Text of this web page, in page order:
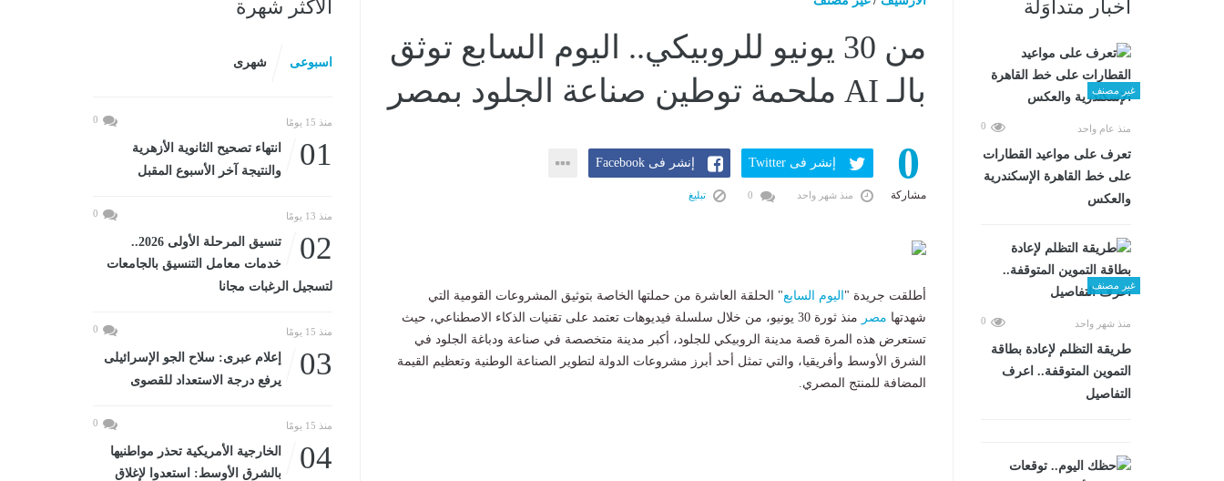
أخبار متداوَلة
غير مصنف
منذ عام واحد 0
تعرف على مواعيد القطارات
على خط القاهرة الإسكندرية
والعكس
غير مصنف
منذ شهر واحد 0
طريقة التظلم لإعادة بطاقة
التموين المتوقفة.. اعرف
التفاصيل
من 30 يونيو للروبيكي.. اليوم السابع توثق
بالـ AI ملحمة توطين صناعة الجلود بمصر
0
مشاركة
إنشر فى Twitter إنشر فى Facebook
منذ شهر واحد تبليغ
أطلقت جريدة " اليوم السابع" الحلقة العاشرة من حملتها الخاصة بتوثيق المشروعات القومية التي
شهدتها مصر
منذ ثورة 30 يونيو، من خلال سلسلة فيديوهات تعتمد على تقنيات الذكاء الاصطناعي، حيث
تستعرض هذه المرة قصة مدينة الروبيكي للجلود، أكبر مدينة متخصصة في صناعة ودباغة الجلود في
الشرق الأوسط وأفريقيا، والتي تمثل أحد أبرز مشروعات الدولة لتطوير الصناعة الوطنية وتعظيم القيمة
المضافة للمنتج المصري.
الأكثر شهرة
اسبوعى شهرى
منذ 15 يومًا 0
01
انتهاء تصحيح الثانوية الأزهرية
والنتيجة آخر الأسبوع المقبل
منذ 13 يومًا 0
02
تنسيق المرحلة الأولى 2026..
خدمات معامل التنسيق بالجامعات
لتسجيل الرغبات مجانا
منذ 15 يومًا 0
03
إعلام عبرى: سلاح الجو الإسرائيلى
يرفع درجة الاستعداد للقصوى
منذ 15 يومًا 0
04
الخارجية الأمريكية تحذر مواطنيها
بالشرق الأوسط: استعدوا لإغلاق